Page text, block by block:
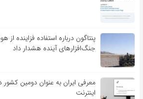
پنتاگون درباره استفاده فزاینده
جنگ‌افزارهای آینده هشدار داد
معرفی ایران به عنوان دومین
اینترنت